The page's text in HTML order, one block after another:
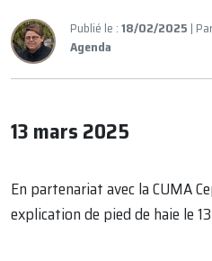
Publié le :18/02/2025 |
Agenda
13 mars 2025
En partenariat avec la CUMA
explication de pied de haie le